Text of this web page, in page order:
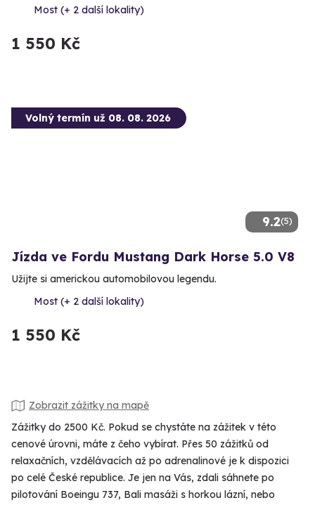
Most (+ 2 další lokality)
1 550 Kč
9.2(5)
Volný termín už 08. 08. 2026
Jízda ve Fordu Mustang Dark Horse 5.0 V8
Užijte si americkou automobilovou legendu.
Most (+ 2 další lokality)
1 550 Kč
Zobrazit zážitky na mapě
Zážitky do 2500 Kč. Pokud se chystáte na zážitek v této
cenové úrovni, máte z čeho vybírat. Přes 50 zážitků od
relaxačních, vzdělávacích až po adrenalinové je k dispozici
po celé České republice. Je jen na Vás, zdali sáhnete po
pilotování Boeingu 737, Bali masáži s horkou lázní, nebo